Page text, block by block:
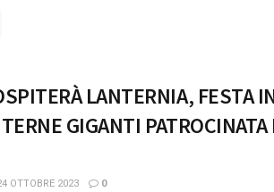
LANTERNIA, FESTA
GIGANTI PATROCINATA
OTTOBRE 2023 0